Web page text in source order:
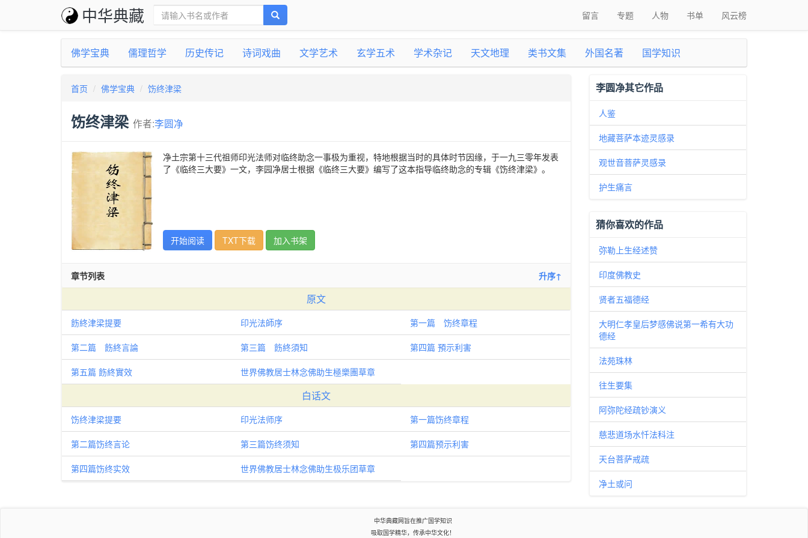
中华典藏 留言 专题 人物 书单 风云榜
佛学宝典 儒理哲学 历史传记 诗词戏曲 文学艺术 玄学五术 学术杂记 天文地理 类书文集 外国名著 国学知识
首页 佛学宝典 饬终津梁
饬终津梁 作者:李圆净
净土宗第十三代祖师印光法师对临终助念一事极为重视，特地根据当时的具体时节因缘，于一九三零年发表
了《临终三大要》一文，李园净居士根据《临终三大要》编写了这本指导临终助念的专辑《饬终津梁》。
开始阅读 TXT下载 加入书架
章节列表 升序↑
原文
飭終津梁提要 印光法師序 第一篇 饬终章程
第二篇 飭終言論 第三篇 飭終須知 第四篇 預示利害
第五篇 飭終實效 世界佛教居士林念佛助生極樂團草章
白话文
饬终津梁提要 印光法师序 第一篇饬终章程
第二篇饬终言论 第三篇饬终须知 第四篇预示利害
第四篇饬终实效 世界佛教居士林念佛助生极乐团草章
李圆净其它作品
人鉴
地藏菩萨本迹灵感录
观世音菩萨灵感录
护生痛言
猜你喜欢的作品
弥勒上生经述赞
印度佛教史
贤者五福德经
大明仁孝皇后梦感佛说第一希有大功
德经
法苑珠林
往生要集
阿弥陀经疏钞演义
慈悲道场水忏法科注
天台菩萨戒疏
净土或问
中华典藏网旨在推广国学知识
吸取国学精华，传承中华文化！